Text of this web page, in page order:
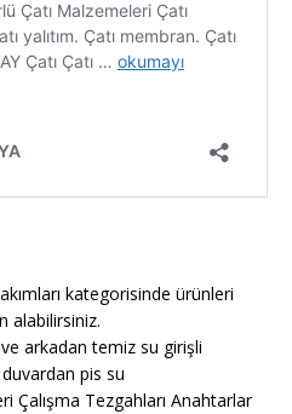
kategorisinde ürünleri
alabilirsiniz.
arkadan temiz su girişli
pis su
Çalışma Tezgahları Anahtarlar